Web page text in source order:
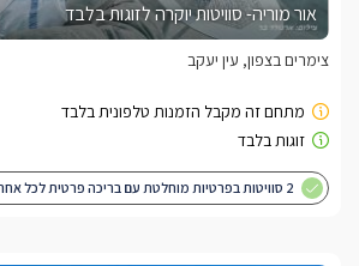
אור מוריה- סוויטות יוקרה לזוגות בלבד
צימרים בצפון, עין יעקב
2 סוויטות בפרטיות מוחלטת עם בריכה פרטית לכל אחת